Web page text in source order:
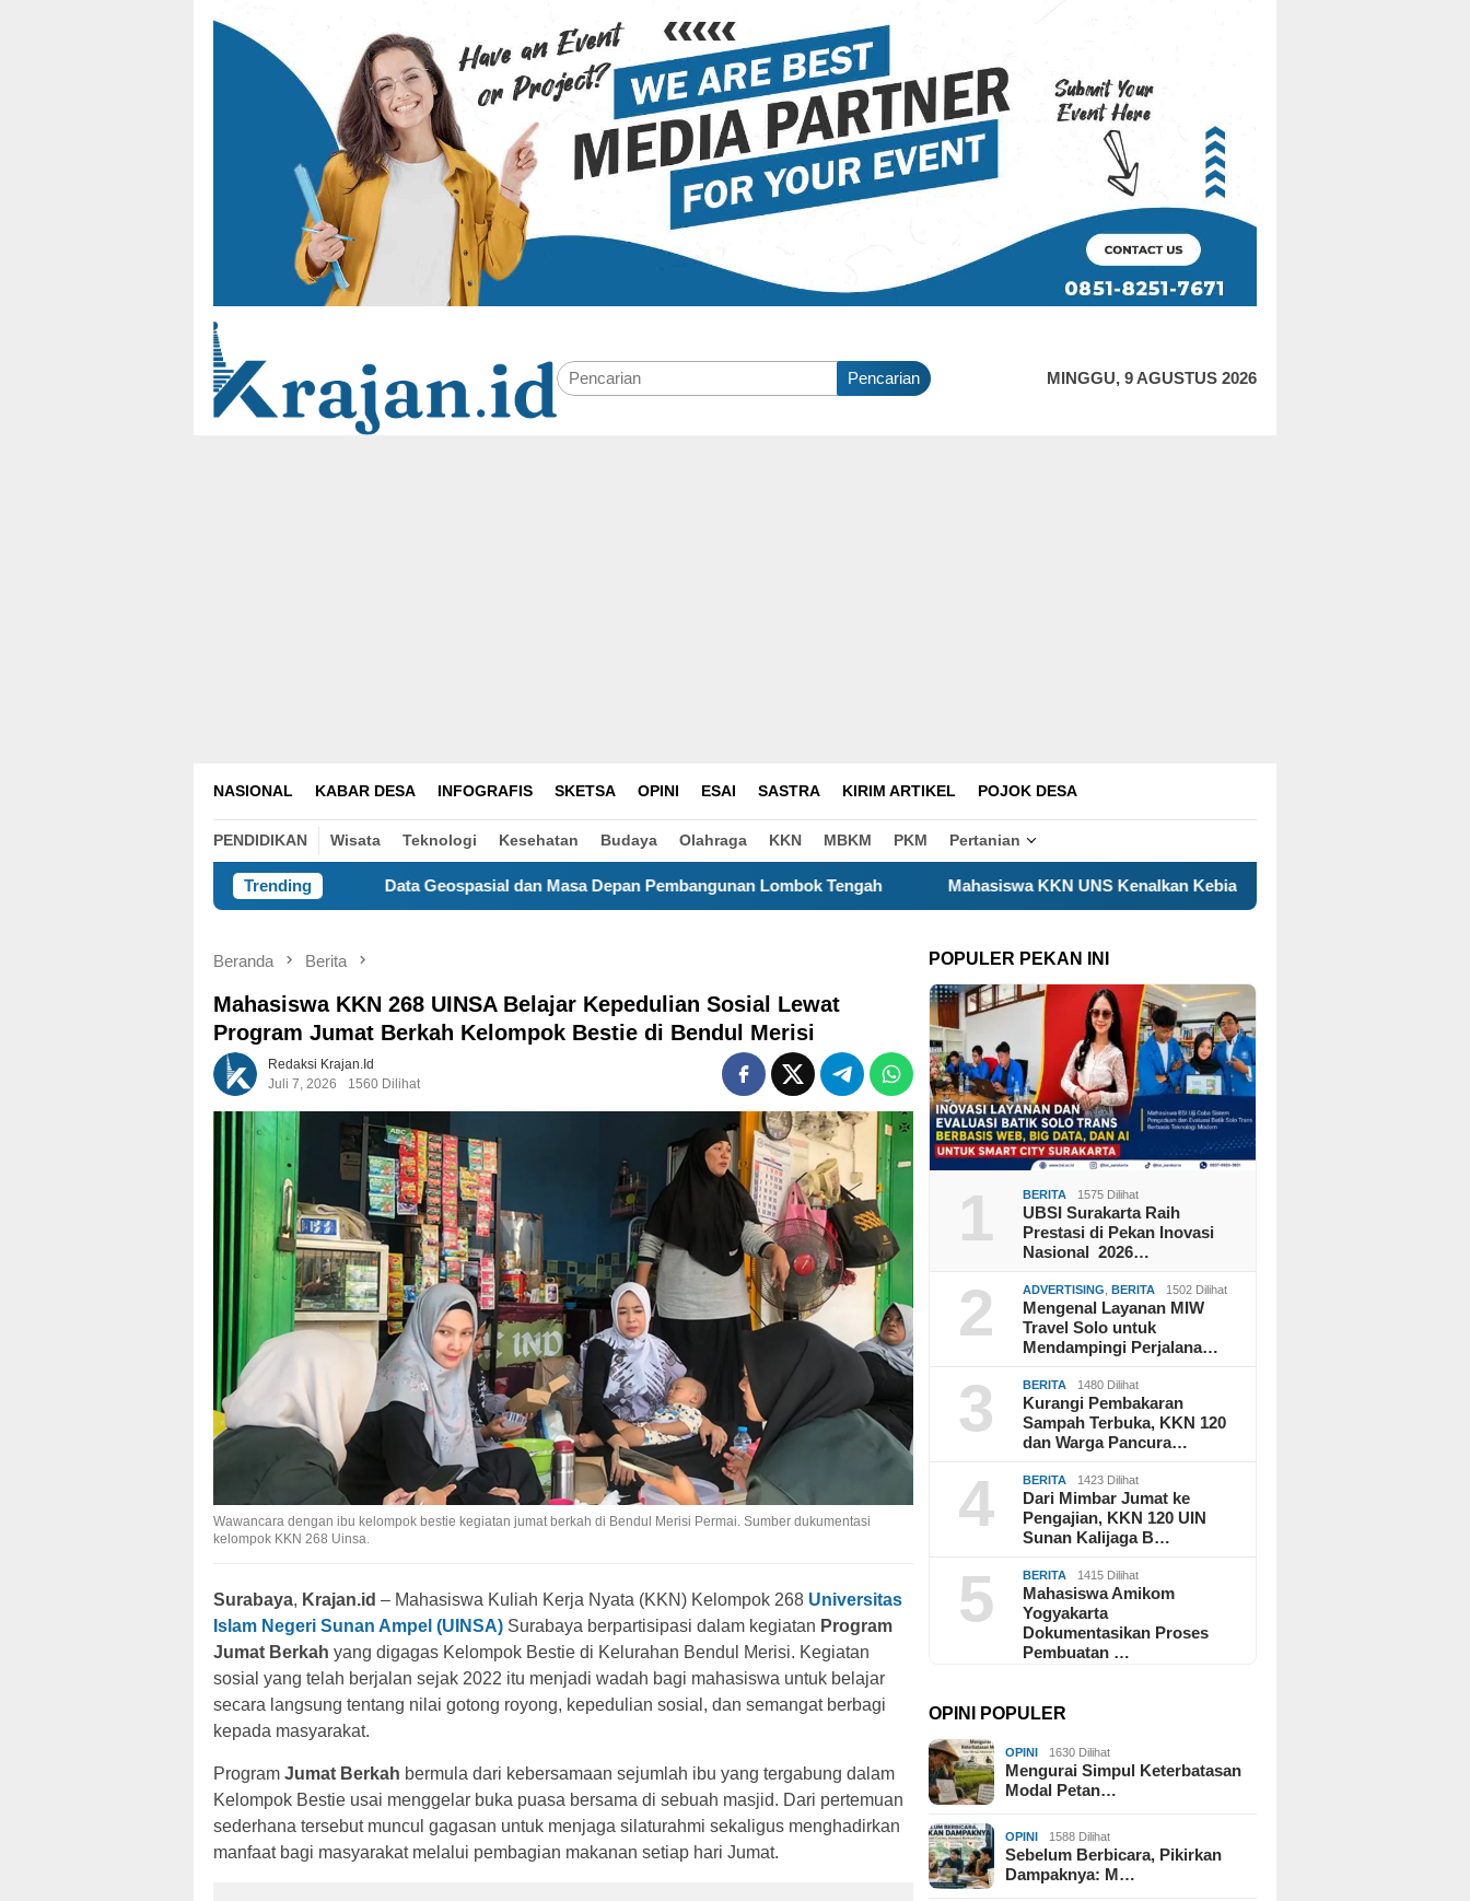
Pencarian MINGGU, 9 AGUSTUS 2026
NASIONAL KABAR DESA INFOGRAFIS SKETSA OPINI ESAI SASTRA KIRIM ARTIKEL POJOK DESA
PENDIDIKAN Wisata Teknologi Kesehatan Budaya Olahraga KKN MBKM PKM Pertanian
Trending
Data Geospasial dan Masa Depan Pembangunan Lombok Tengah Mahasiswa KKN UNS Kenalkan Kebiasaan Hidup Aktif kepada Siswa SD Pelangi Handayani
Beranda Berita
Mahasiswa KKN 268 UINSA Belajar Kepedulian Sosial Lewat
Program Jumat Berkah Kelompok Bestie di Bendul Merisi
Redaksi Krajan.id
Juli 7, 2026
1560 Dilihat
Wawancara dengan ibu kelompok bestie kegiatan jumat berkah di Bendul Merisi Permai. Sumber dukumentasi
kelompok KKN 268 Uinsa.
Surabaya, Krajan.id – Mahasiswa Kuliah Kerja Nyata (KKN) Kelompok 268 Universitas
Islam Negeri Sunan Ampel (UINSA) Surabaya berpartisipasi dalam kegiatan Program
Jumat Berkah yang digagas Kelompok Bestie di Kelurahan Bendul Merisi. Kegiatan
sosial yang telah berjalan sejak 2022 itu menjadi wadah bagi mahasiswa untuk belajar
secara langsung tentang nilai gotong royong, kepedulian sosial, dan semangat berbagi
kepada masyarakat.
Program Jumat Berkah bermula dari kebersamaan sejumlah ibu yang tergabung dalam
Kelompok Bestie usai menggelar buka puasa bersama di sebuah masjid. Dari pertemuan
sederhana tersebut muncul gagasan untuk menjaga silaturahmi sekaligus menghadirkan
manfaat bagi masyarakat melalui pembagian makanan setiap hari Jumat.
POPULER PEKAN INI
1 BERITA 1575 Dilihat
UBSI Surakarta Raih
Prestasi di Pekan Inovasi
Nasional 2026…
2 ADVERTISING ,BERITA 1502 Dilihat
Mengenal Layanan MIW
Travel Solo untuk
Mendampingi Perjalana…
3 BERITA 1480 Dilihat
Kurangi Pembakaran
Sampah Terbuka, KKN 120
dan Warga Pancura…
4 BERITA 1423 Dilihat
Dari Mimbar Jumat ke
Pengajian, KKN 120 UIN
Sunan Kalijaga B…
5 BERITA 1415 Dilihat
Mahasiswa Amikom
Yogyakarta
Dokumentasikan Proses
Pembuatan …
OPINI POPULER
OPINI 1630 Dilihat
Mengurai Simpul Keterbatasan
Modal Petan…
OPINI 1588 Dilihat
Sebelum Berbicara, Pikirkan
Dampaknya: M…